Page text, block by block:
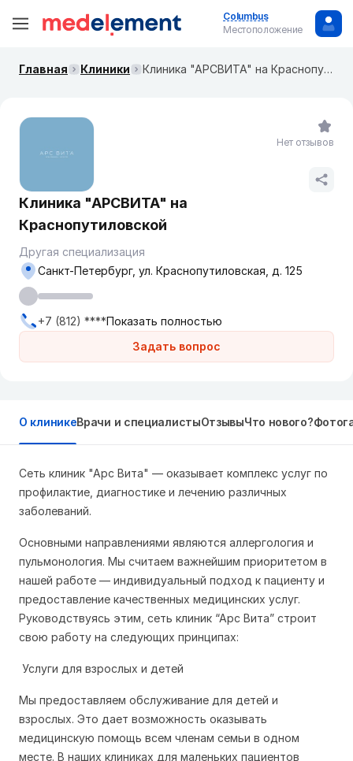
Columbus
Местоположение
Главная Клиники Клиника "АРСВИТА" на Краснопутиловской
Клиника "АРСВИТА" на
Краснопутиловской
Другая специализация
Задать вопрос
Санкт-Петербург, ул. Краснопутиловская, д. 125
+7 (812) ****Показать полностью
Нет отзывов
О клиникеВрачи и специалистыОтзывыЧто нового?
Сеть клиник "Арс Вита" — оказывает комплекс услуг по
профилактие, диагностике и лечению различных
заболеваний.
Основными направлениями являются аллергология и
пульмонология. Мы считаем важнейшим приоритетом в
нашей работе — индивидуальный подход к пациенту и
предоставление качественных медицинских услуг.
Руководствуясь этим, сеть клиник “Арс Вита” строит
свою работу на следующих принципах:
Услуги для взрослых и детей
Мы предоставляем обслуживание для детей и
взрослых. Это дает возможность оказывать
медицинскую помощь всем членам семьи в одном
месте. В наших клиниках для маленьких пациентов